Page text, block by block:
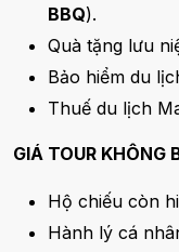
BBQ).
Quà tặng lưu
Bảo hiểm du
Thuế du lịch
GIÁ TOUR KHÔNG
Hộ chiếu còn
Hành lý cá